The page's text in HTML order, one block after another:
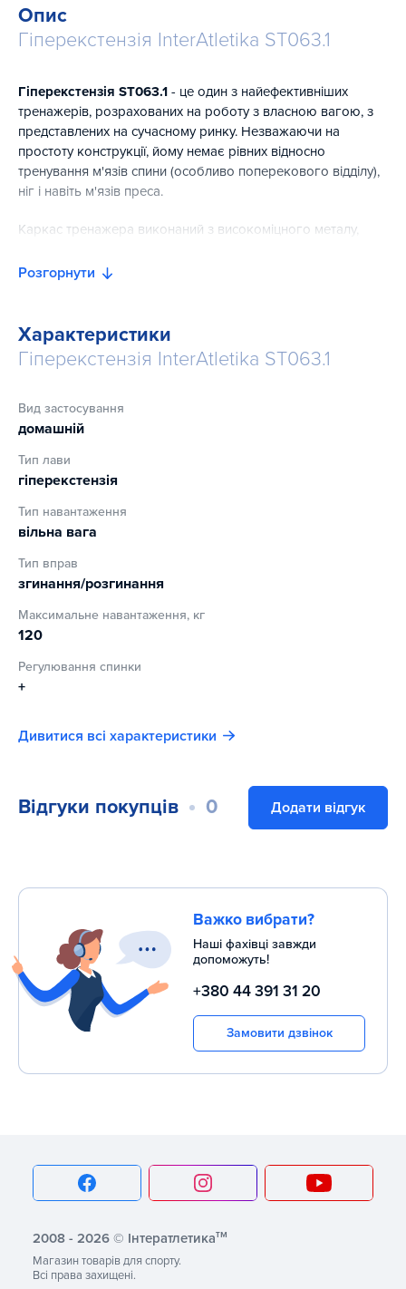
Опис
Гіперекстензія InterAtletika ST063.1
Гіперекстензія ST063.1 - це один з найефективніших
тренажерів, розрахованих на роботу з власною вагою, з
представлених на сучасному ринку. Незважаючи на
простоту конструкції, йому немає рівних відносно
тренування м'язів спини (особливо поперекового відділу),
ніг і навіть м'язів преса.
Каркас тренажера виконаний з високоміцного металу,
небажаних механічних впливів і продовжує термін служби
Складна конструкція гиперєкстензии дозволяє
мінімізувати простір, займане тренажером під час,
регулювання довжини лави робить його по-
справжньому універсальним і ідеально відповідним
для домашнього використання.
Максимальний комфорт під час використання тренажера
забезпечують спеціальні м'які, зносостійкі подушки і
спеціальне м'яке покриття упорів для ніг.
Розгорнути
Характеристики
Гіперекстензія InterAtletika ST063.1
Вид застосування
домашній
Тип лави
гіперекстензія
Тип навантаження
вільна вага
Тип вправ
згинання/розгинання
Максимальне навантаження, кг
120
Регулювання спинки
+
Дивитися всі характеристики
Відгуки покупців 0 Додати відгук
Важко вибрати?
Наші фахівці завжди
допоможуть!
+380 44 391 31 20
Замовити дзвінок
2008 - 2026 © Інтератлетикатм
Магазин товарів для спорту.
Всі права захищені.